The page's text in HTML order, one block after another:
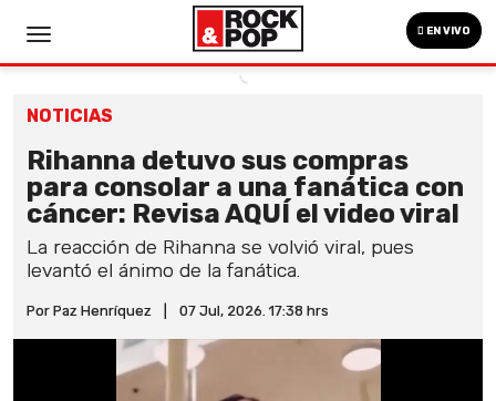
EN VIVO
NOTICIAS
Rihanna detuvo sus compras
para consolar a una fanática con
cáncer: Revisa AQUÍ el video viral
La reacción de Rihanna se volvió viral, pues
levantó el ánimo de la fanática.
Por Paz Henríquez 07 Jul, 2026. 17:38 hrs